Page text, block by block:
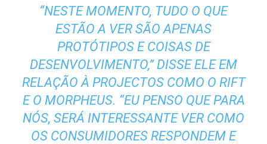
“NESTE MOMENTO, TUDO O QUE
ESTÃO A VER SÃO APENAS
PROTÓTIPOS E COISAS DE
DESENVOLVIMENTO,” DISSE ELE EM
RELAÇÃO À PROJECTOS COMO O RIFT
E O MORPHEUS. “EU PENSO QUE PARA
NÓS, SERÁ INTERESSANTE VER COMO
OS CONSUMIDORES RESPONDEM E